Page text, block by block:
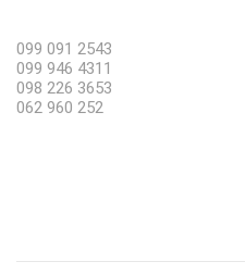
099 091 2543
099 946 4311
098 226 3653
062 960 252